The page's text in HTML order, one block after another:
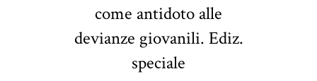
come antidoto alle
devianze giovanili. Ediz.
speciale